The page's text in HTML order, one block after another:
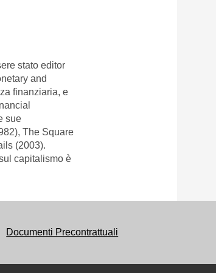
stato editor
and
finanziaria, e
sue
The Square
(2003).
capitalismo è
Documenti Precontrattuali